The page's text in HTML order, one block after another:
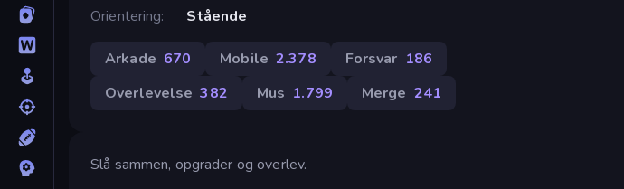
Orientering
Stående
Arkade 670 Mobile 2.378 Forsvar 186
Overlevelse 382 Mus 1.799 Merge 241
Slå sammen, opgrader og overlev.